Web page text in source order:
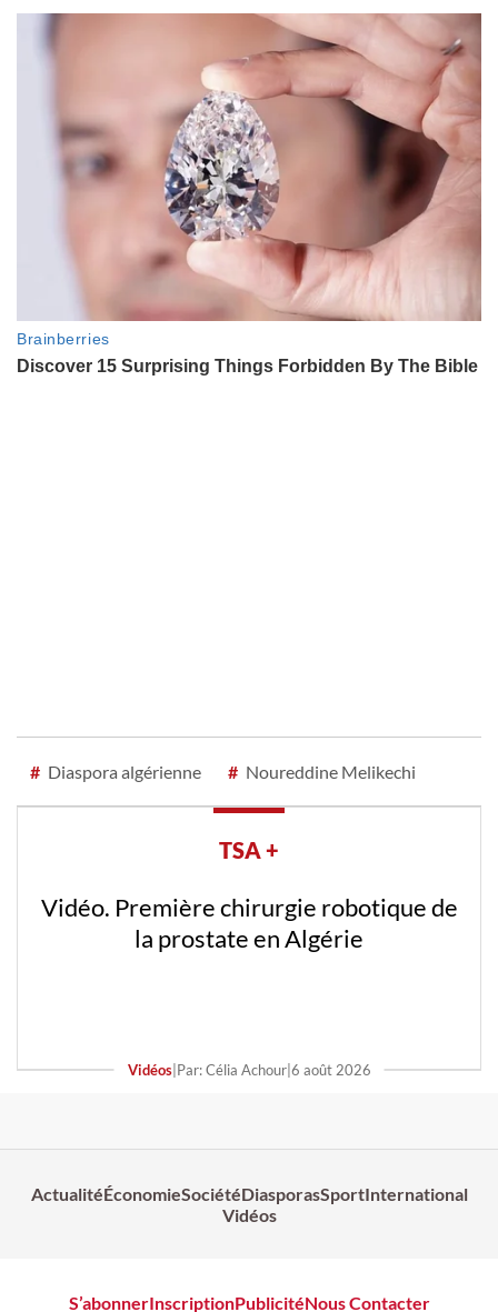
# Diaspora algérienne # Noureddine Melikechi
TSA +
Vidéo. Première chirurgie robotique de
la prostate en Algérie
Vidéos| Par: Célia Achour| 6 août 2026
ActualitéÉconomieSociétéDiasporasSportInternational
Vidéos
S’abonnerInscriptionPublicitéNous Contacter